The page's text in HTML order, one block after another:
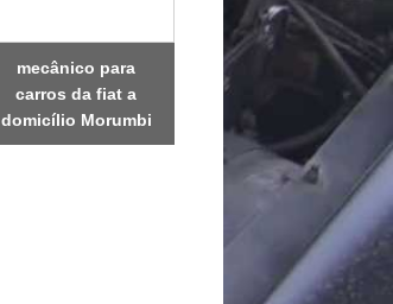
mecânico para
carros da fiat a
domicílio Morumbi